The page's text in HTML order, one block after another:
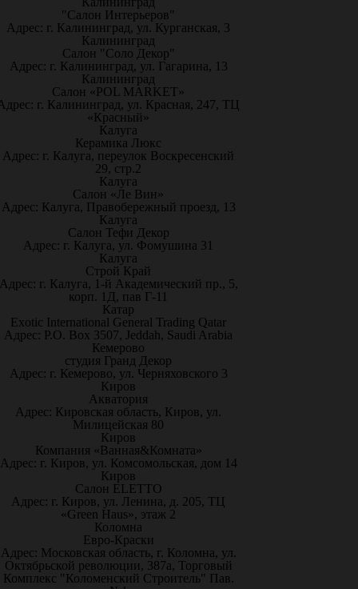
"Салон Интерьеров"
Адрес: г. Калининград, ул. Курганская, 3
Калининград
Салон "Соло Декор"
Адрес: г. Калининград, ул. Гагарина, 13
Калининград
Салон «POL MARKET»
г. Калининград, ул. Красная, 247, ТЦ
«Красный»
Калуга
Керамика Люкс
Адрес: г. Калуга, переулок Воскресенский
29, стр.2
Калуга
Салон «Ле Вин»
Адрес: Калуга, Правобережный проезд, 13
Калуга
Салон Тефи Декор
Адрес: г. Калуга, ул. Фомушина 31
Калуга
Строй Край
г. Калуга, 1-й Академический пр., 5,
корп. 1Д, пав Г-11
Катар
Exotic International General Trading Qatar
Адрес: P.O. Box 3507, Jeddah, Saudi Arabia
Кемерово
студия Гранд Декор
Адрес: г. Кемерово, ул. Черняховского 3
Киров
Акватория
Адрес: Кировская область, Киров, ул.
Милицейская 80
Киров
Компания «Ванная&Комната»
Адрес: г. Киров, ул. Комсомольская, дом 14
Киров
Салон ELETTO
Адрес: г. Киров, ул. Ленина, д. 205, ТЦ
«Green Haus», этаж 2
Коломна
Евро-Краски
Адрес: Московская область, г. Коломна, ул.
Октябрьской революции, 387а, Торговый
Комплекс "Коломенский Строитель" Пав.